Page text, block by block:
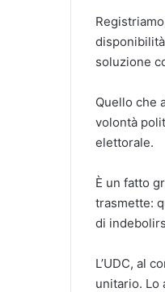
soluzione
Quello che
volontà
elettorale.
È un fatto
trasmette:
di
L’UDC, al
unitario. Lo